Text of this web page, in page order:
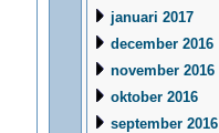
januari 2017
december 2016
november 2016
oktober 2016
september 2016